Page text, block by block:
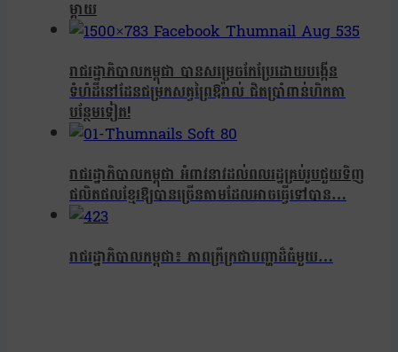
ម្តាយ
រាជរដ្ឋាភិបាលកម្ពុជា បានសម្រេចកែប្រែដោយបង្កើន
ទំហំដីនៅដែនជម្រកសត្វព្រៃឱរ៉ាល់ ជិតប្រាំពាន់ហិកតា
បន្ថែមទៀត!
រាជរដ្ឋាភិបាលកម្ពុជា អំពាវនាវដល់ពលរដ្ឋគ្រប់រូបជួយទិញ
ផលិតផលខ្មែរឱ្យបានច្រើនតាមដែលអាចធ្វើទៅបាន…
រាជរដ្ឋាភិបាលកម្ពុជា៖ ភាពក្រីក្រជាបញ្ហាដ៏ធំមួយ…